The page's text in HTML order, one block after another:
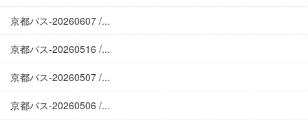
京都バス-20260607 /...
京都バス-20260516 /...
京都バス-20260507 /...
京都バス-20260506 /...